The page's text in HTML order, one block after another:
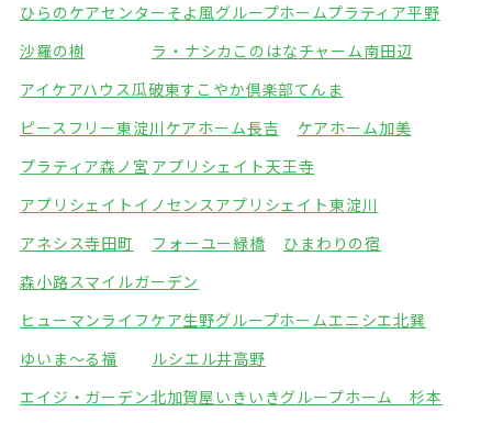
ひらのケアセンターそよ風グループホームプラティア平野
沙羅の樹
ラ・ナシカこのはなチャーム南田辺
アイケアハウス瓜破東すこやか倶楽部てんま
ピースフリー東淀川 ケアホーム長吉
ケアホーム加美
プラティア森ノ宮 アプリシェイト天王寺
アプリシェイトイノセンスアプリシェイト東淀川
アネシス寺田町
フォーユー緑橋
ひまわりの宿
森小路スマイルガーデン
ヒューマンライフケア生野グループホームエニシエ北巽
ゆいま～る福
ルシエル井高野
エイジ・ガーデン北加賀屋いきいきグループホーム 杉本